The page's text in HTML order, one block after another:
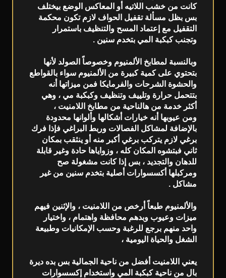
كانت من خشب اللاتيه أو المعاكس الوضع بيختلف
بس بظل مسألة تقفيل الحواف لازم تكون محكمة
التقفيل مع إعتماد المسح والتنظيف باستمرار
وتجنب كبكبة المي بتخدم سنين .
وبالنسبة لمطابخ الألمنيوم وخصوصاً الصولد لأنها
بتحتوي على كمية كبيرة من الألمنيوم سواء بالقواطع
والحشوة الشرحات والفرمايكا فمن ميزاتها أنه
بتتحمل حرارة وتلييف وتنظيف وكبكبة مي ، وهي
أكثر خدمة من هالناحية من مطابخ اللامنيت ،
ومن عيوبها أنه خيارات أشكالها وألوانها محدودة
بالإضافة لمشاكل الفصالات وربط البراغي فإذا فرك
برغي لازم يتركب برغي أكبر منه أو ينثقب بمكان
ثاني فبتشوه المكان كله ، وزواياها حادة وغير قابلة
للدهان والتجديد ، بس إذا كانت مشغولة صح
ومركبلها أكسسوارات أصلية بتخدم سنين من غير
مشاكل .
والألمنيوم طبعاً أرخص من اللامنيت ، والإثنين فيهم
ميزات وعيوب وبدهم محافظة واهتمام ، واختيار
واحد منهم برجع للرغبة وحسب الإمكانيات وطبيعة
الشغل والحياة اليومية ،
يعني اللامنيت أفضل من ناحية الجمالية بس بده ديرة
بال من ناحية كبكبة المي واستخدام إكسسوارات